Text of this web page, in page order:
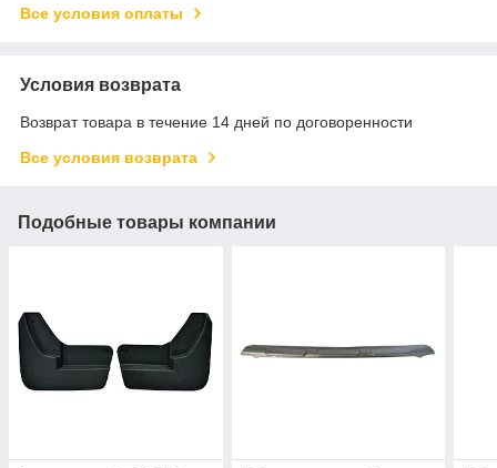
Все условия оплаты
Условия возврата
Возврат товара в течение 14 дней по договоренности
Все условия возврата
Подобные товары компании